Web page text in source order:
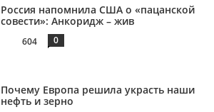
Россия напомнила США о «пацанской
совести»: Анкоридж – жив
604 0
Почему Европа решила украсть наши
нефть и зерно